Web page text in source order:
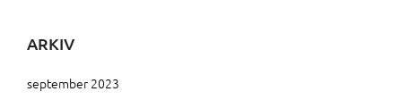
ARKIV
september 2023